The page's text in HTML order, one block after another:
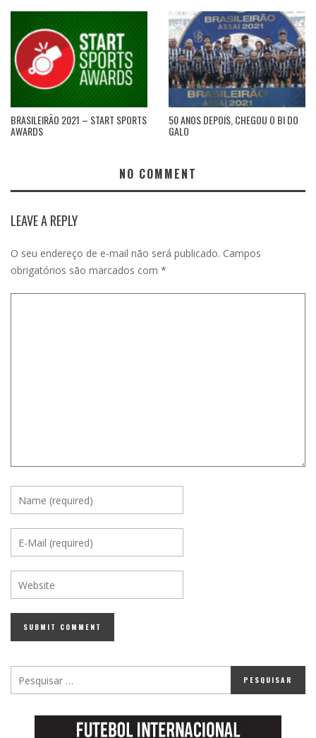
BRASILEIRÃO 2021 – START SPORTS
AWARDS
50 ANOS DEPOIS, CHEGOU O BI DO
GALO
NO COMMENT
LEAVE A REPLY
O seu endereço de e-mail não será publicado. Campos
obrigatórios são marcados com *